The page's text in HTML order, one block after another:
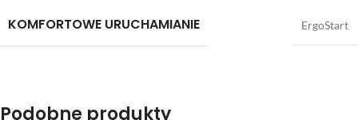
KOMFORTOWE URUCHAMIANIE ErgoStart
Podobne produkty